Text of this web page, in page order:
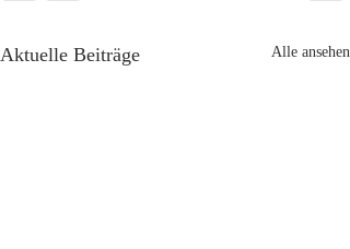
Aktuelle Beiträge Alle ansehen